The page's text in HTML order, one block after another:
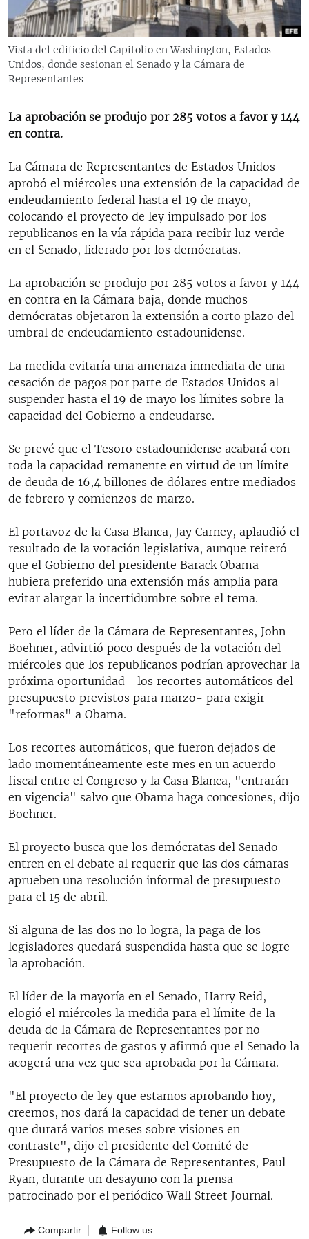
RADIO MARTÍ
ESPECIALES
ESPECIALES
LA REALIDAD DE LA VIVIENDA EN CUBA
SER VIEJO EN CUBA
KENTU-CUBANO
LOS SANTOS DE HIALEAH
DESINFORMACIÓN RUSA EN AMÉRICA LATINA
LA INVASIÓN DE RUSIA A UCRANIA
MULTIMEDIA
EDITORIALES
SÍGUENOS
Vista del edificio del Capitolio en Washington, Estados
Unidos, donde sesionan el Senado y la Cámara de
Representantes
La aprobación se produjo por 285 votos a favor y 144
en contra.
La Cámara de Representantes de Estados Unidos
aprobó el miércoles una extensión de la capacidad de
endeudamiento federal hasta el 19 de mayo,
colocando el proyecto de ley impulsado por los
republicanos en la vía rápida para recibir luz verde
en el Senado, liderado por los demócratas.
La aprobación se produjo por 285 votos a favor y 144
en contra en la Cámara baja, donde muchos
demócratas objetaron la extensión a corto plazo del
umbral de endeudamiento estadounidense.
La medida evitaría una amenaza inmediata de una
cesación de pagos por parte de Estados Unidos al
suspender hasta el 19 de mayo los límites sobre la
capacidad del Gobierno a endeudarse.
Se prevé que el Tesoro estadounidense acabará con
toda la capacidad remanente en virtud de un límite
de deuda de 16,4 billones de dólares entre mediados
de febrero y comienzos de marzo.
El portavoz de la Casa Blanca, Jay Carney, aplaudió el
resultado de la votación legislativa, aunque reiteró
que el Gobierno del presidente Barack Obama
hubiera preferido una extensión más amplia para
evitar alargar la incertidumbre sobre el tema.
Pero el líder de la Cámara de Representantes, John
Boehner, advirtió poco después de la votación del
miércoles que los republicanos podrían aprovechar la
próxima oportunidad –los recortes automáticos del
presupuesto previstos para marzo- para exigir
"reformas" a Obama.
Los recortes automáticos, que fueron dejados de
lado momentáneamente este mes en un acuerdo
fiscal entre el Congreso y la Casa Blanca, "entrarán
en vigencia" salvo que Obama haga concesiones, dijo
Boehner.
El proyecto busca que los demócratas del Senado
entren en el debate al requerir que las dos cámaras
aprueben una resolución informal de presupuesto
para el 15 de abril.
Si alguna de las dos no lo logra, la paga de los
legisladores quedará suspendida hasta que se logre
la aprobación.
El líder de la mayoría en el Senado, Harry Reid,
elogió el miércoles la medida para el límite de la
deuda de la Cámara de Representantes por no
requerir recortes de gastos y afirmó que el Senado la
acogerá una vez que sea aprobada por la Cámara.
"El proyecto de ley que estamos aprobando hoy,
creemos, nos dará la capacidad de tener un debate
que durará varios meses sobre visiones en
contraste", dijo el presidente del Comité de
Presupuesto de la Cámara de Representantes, Paul
Ryan, durante un desayuno con la prensa
patrocinado por el periódico Wall Street Journal.
Compartir Follow us